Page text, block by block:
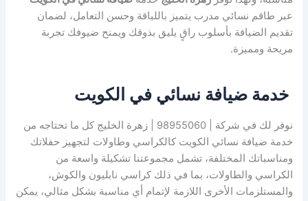
عبر طاقم نسائي مدرب يتميز باللباقة وحسن التعامل، لضمان
تقديم الضيافة بأسلوب راقٍ يليق بذوقك ويمنح ضيوفك تجربة
مريحة ومميزة.
خدمة ضيافة نسائي في الكويت
نوفر لك في شركة | 98955060 | زهرة الخليج كل ما تحتاجه من
خدمة ضيافة نسائي الكويت كالكراسي وطاولات لتجهيز حفلاتك
ومناسباتك المختلفة، تشمل مجموعتنا تشكيلة واسعة من
الكراسي والطاولات، بما في ذلك كراسي نابليون والكوش،
والمستلزمات الأخرى اللازمة لإتمام أي مناسبة بشكل مثالي، يمكن